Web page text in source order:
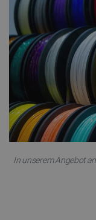
In unserem Angebot